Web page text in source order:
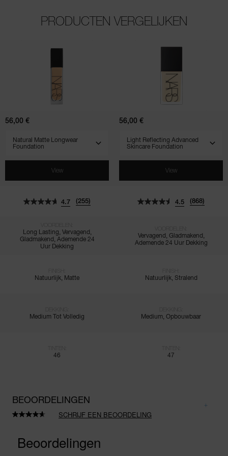
PRODUCTEN VERGELIJKEN
Natural
Matte
Longwear
Foundation
56,00 €
View
4.7 (255)
Long Lasting, Vervagend,
Gladmakend, Ademende 24
Uur Dekking
Natuurlijk, Matte
Medium Tot Volledig
46
Light
Reflecting
Advanced
Skincare
56,00 €
View
4.5 (868)
Vervagend, Gladmakend,
Ademende 24 Uur Dekking
Natuurlijk, Stralend
Medium, Opbouwbaar
47
BEOORDELINGEN
SCHRIJF EEN BEOORDELING